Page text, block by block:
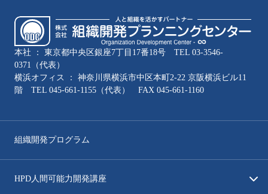
本社 ： 東京都中央区銀座7丁目17番18号 TEL 03-3546-
0371
（代表）
横浜オフィス ： 神奈川県横浜市中区本町2-22 京阪横浜ビル11
階 TEL 045-661-1155 （代表） FAX 045-661-1160
組織開発プログラム
HPD人間可能力開発講座